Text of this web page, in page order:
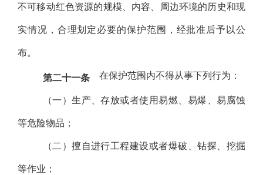
不可移动红色资源的规模、内容、周边环境的历史和现
实情况，合理划定必要的保护范围，经批准后予以公
布。
第二十一条 在保护范围内不得从事下列行为：
（一）生产、存放或者使用易燃、易爆、易腐蚀
等危险物品；
（二）擅自进行工程建设或者爆破、钻探、挖掘
等作业；